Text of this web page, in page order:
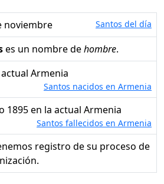
noviembre Santos del día
es un nombre dehombre.
actual Armenia
Santos nacidos en Armenia
1895 en la actual Armenia
Santos fallecidos en Armenia
registro de su proceso de